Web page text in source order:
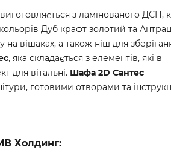
з ламінованого ДСП,
Дуб крафт золотий та
на вішаках, а також ніш для
, яка складається з елементів, які в
для вітальні. Шафа 2D Сантес
готовими отворами та
Холдинг: